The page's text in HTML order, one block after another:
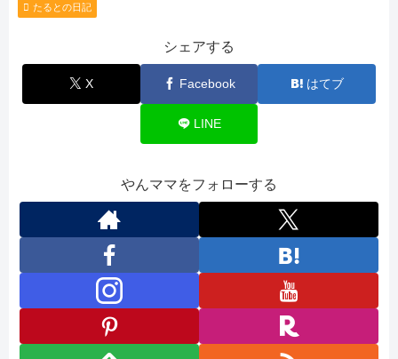
たるとの日記
シェアする
X Facebook はてブ
LINE
やんママをフォローする